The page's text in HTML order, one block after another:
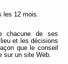
les 12 mois.
chacune de ses
et les décisions
que le conseil
sur un site Web.